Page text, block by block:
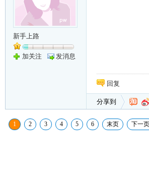
新手上路
加关注 发消息
回复
分享到
1 2 3 4 5 6 末页 下一页